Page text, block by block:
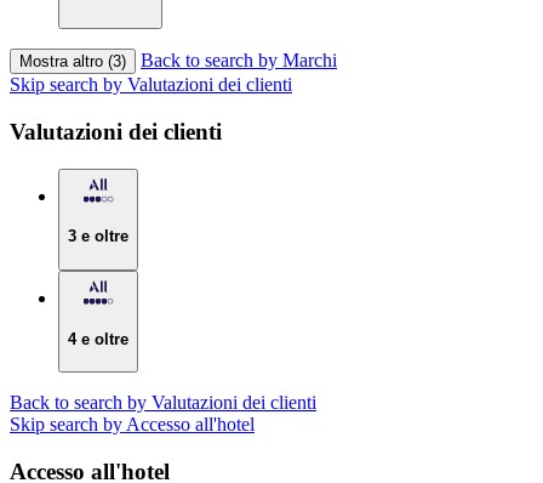
Mostra altro (3)
Back to search by Marchi
Skip search by Valutazioni dei clienti
Valutazioni dei clienti
3 e oltre
4 e oltre
Back to search by Valutazioni dei clienti
Skip search by Accesso all'hotel
Accesso all'hotel